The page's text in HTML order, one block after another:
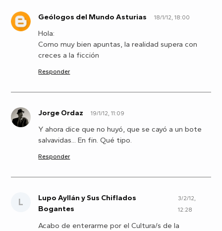
G Geólogos del Mundo Asturias 18/1/12, 18:00
Hola:
Como muy bien apuntas, la realidad supera con
creces a la ficción
Responder
J Jorge Ordaz 19/1/12, 11:09
Y ahora dice que no huyó, que se cayó a un bote
salvavidas... En fin. Qué tipo.
Responder
L
Lupo Ayllán y Sus Chiflados
Bogantes
3/2/12,
12:28
Acabo de enterarme por el Cultura/s de la